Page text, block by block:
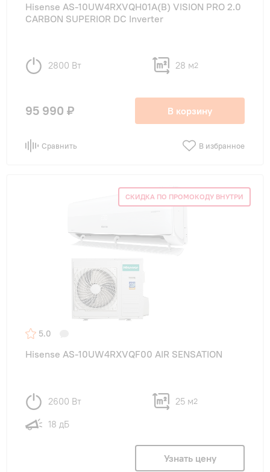
Hisense AS-10UW4RXVQH01A(B) VISION PRO 2.0
CARBON SUPERIOR DC Inverter
2800 Вт 28 м2
95 990 ₽ В корзину
Сравнить В избранное
СКИДКА ПО ПРОМОКОДУ ВНУТРИ
5.0
Hisense AS-10UW4RXVQF00 AIR SENSATION
2600 Вт 25 м2
18 дБ
Узнать цену